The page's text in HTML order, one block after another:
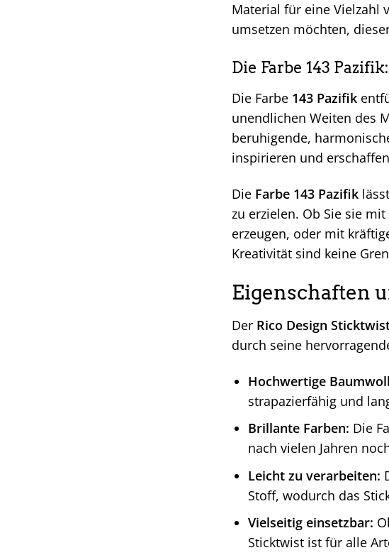
Material für eine Vielzahl
umsetzen möchten,
Die Farbe 143
Die Farbe 143 Pazifik
unendlichen Weiten des
beruhigende,
inspirieren und
Die Farbe 143 Pazifik
zu erzielen. Ob Sie sie
erzeugen, oder mit
Kreativität sind keine
Eigenschaften
Der Rico Design
durch seine
Hochwertige
strapazierfähig und
Brillante Farben: Die
nach vielen Jahren
Leicht zu verarbeiten:
Stoff, wodurch das
Vielseitig einsetzbar:
Sticktwist ist für alle